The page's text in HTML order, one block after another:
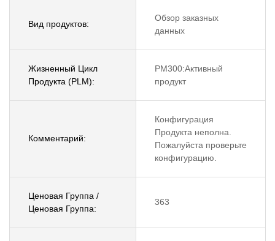
Вид продуктов:
Обзор заказных
данных
Жизненный Цикл
Продукта (PLM):
PM300:Активный
продукт
Комментарий:
Конфигурация
Продукта неполна.
Пожалуйста проверьте
конфигурацию.
Ценовая Группа /
Ценовая Группа:
363